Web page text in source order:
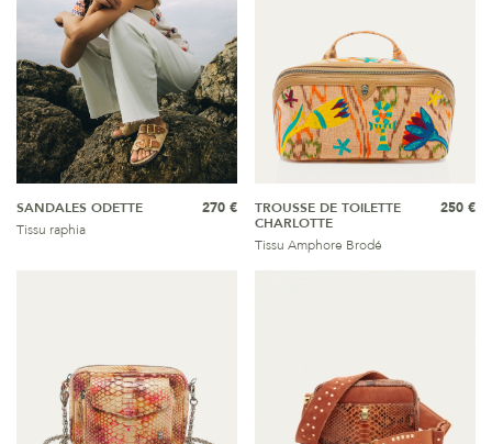
SANDALES ODETTE
Tissu raphia
270 €
TROUSSE DE TOILETTE
CHARLOTTE
Tissu Amphore Brodé
250 €